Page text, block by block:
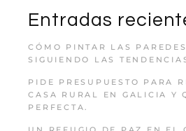
Entradas
CÓMO PINTAR LAS
SIGUIENDO LAS
PIDE PRESUPUESTO PARA
CASA RURAL EN GALICIA Y
PERFECTA.